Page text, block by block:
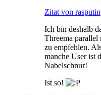
Zitat von rasputin
Ich bin deshalb
Threema parallel
zu empfehlen.
manche User ist
Nabelschnur!
Ist so!